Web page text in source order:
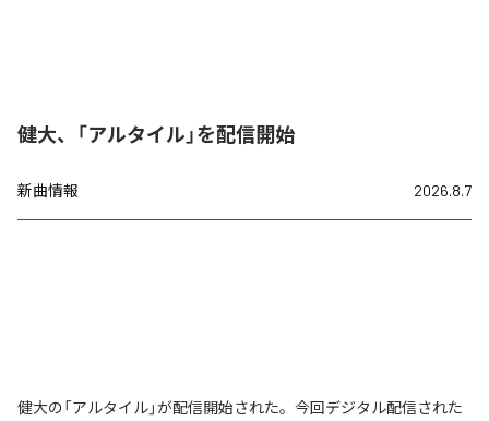
健大、「アルタイル」を配信開始
新曲情報 2026.8.7
健大の「アルタイル」が配信開始された。今回デジタル配信された